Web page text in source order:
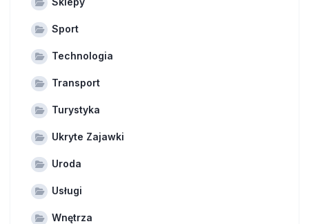
Sport
Technologia
Transport
Turystyka
Ukryte Zajawki
Uroda
Usługi
Wnętrza